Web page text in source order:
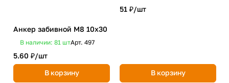
Анкер забивной М8 10х30
В наличии: 81 штАрт. 497
5.60 ₽/шт
В корзину
51 ₽/шт
В корзину